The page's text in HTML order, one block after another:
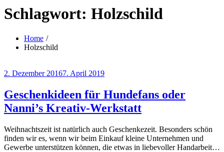
Schlagwort: Holzschild
Home
Holzschild
Posted
2. Dezember 20167. April 2019
Geschenkideen für Hundefans oder
Nanni’s Kreativ-Werkstatt
Weihnachtszeit ist natürlich auch Geschenkezeit. Besonders schön
finden wir es, wenn wir beim Einkauf kleine Unternehmen und
Gewerbe unterstützen können, die etwas in liebevoller Handarbeit…